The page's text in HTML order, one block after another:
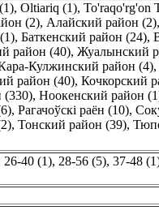
, Oltiariq (1), To'raqo'rg'on
(2), Алайский район (2),
, Баткенский район (24),
район (40), Жуалынский
Кулжинский район (4),
район (40), Кочкорский
(330), Ноокенский район
, Рагачоўскі раён (10),
, Тонский район (39),
26-40 (1), 28-56 (5), 37-48